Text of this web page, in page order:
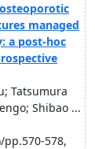
managed
a post-hoc
Tatsumura
Shibao ...
pp.570-578,